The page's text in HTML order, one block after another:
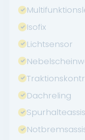
Isofix
Lichtsensor
Dachreling